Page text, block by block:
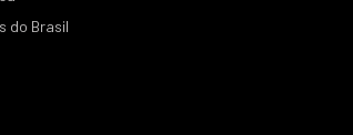
do Brasil